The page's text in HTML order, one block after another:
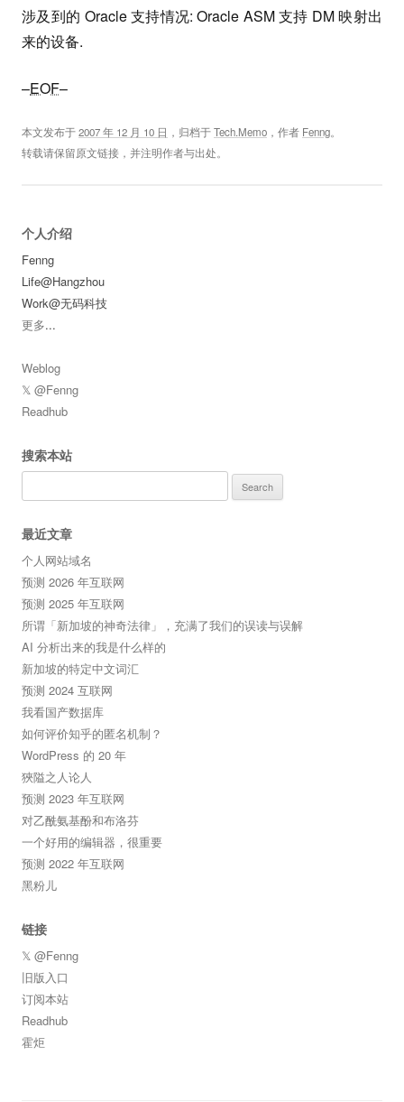
涉及到的 Oracle 支持情况: Oracle ASM 支持 DM 映射出
来的设备.
–EOF–
本文发布于2007 年 12 月 10 日 ，归档于Tech.Memo ，作者 Fenng。
转载请保留原文链接，并注明作者与出处。
个人介绍
Fenng
Life@Hangzhou
Work@无码科技
更多...
Weblog
𝕏 @Fenng
Readhub
搜索本站
for:
最近文章
个人网站域名
预测 2026 年互联网
预测 2025 年互联网
所谓「新加坡的神奇法律」，充满了我们的误读与误解
AI 分析出来的我是什么样的
新加坡的特定中文词汇
预测 2024 互联网
我看国产数据库
如何评价知乎的匿名机制？
WordPress 的 20 年
狹隘之人论人
预测 2023 年互联网
对乙酰氨基酚和布洛芬
一个好用的编辑器，很重要
预测 2022 年互联网
黑粉儿
链接
𝕏 @Fenng
旧版入口
订阅本站
Readhub
霍炬